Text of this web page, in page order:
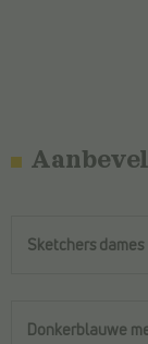
Sketchers dames
Donkerblauwe